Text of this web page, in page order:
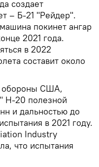
создает
– Б-21 "Рейдер".
покинет ангар
2021 года.
в 2022
составит около
обороны США,
Н-20 полезной
и дальностью до
в 2021 году.
Industry
что испытания